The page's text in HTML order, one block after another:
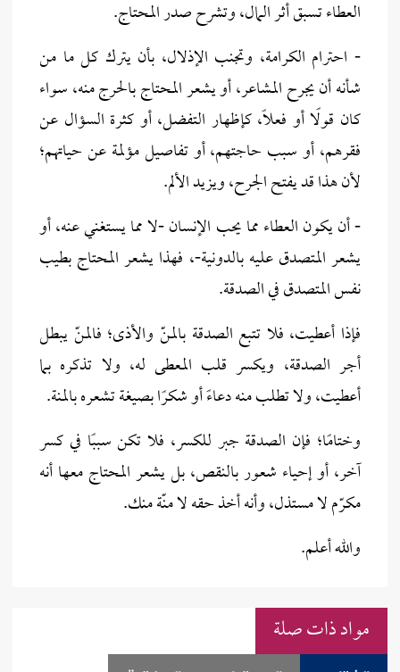
العطاء تسبق أثر المال، وتشرح صدر المحتاج.
- احترام الكرامة، وتجنب الإذلال، بأن يترك كل ما من
شأنه أن يجرح المشاعر، أو يشعر المحتاج بالحرج منه، سواء
كان قولًا أو فعلًا، كإظهار التفضل، أو كثرة السؤال عن
فقرهم، أو سبب حاجتهم، أو تفاصيل مؤلمة عن حياتهم؛
لأن هذا قد يفتح الجرح، ويزيد الألم.
- أن يكون العطاء مما يحب الإنسان -لا مما يستغني عنه، أو
يشعر المتصدق عليه بالدونية-، فهذا يشعر المحتاج بطيب
نفس المتصدق في الصدقة.
فإذا أعطيت، فلا تتبع الصدقة بالمنّ والأذى؛ فالمنّ يبطل
أجر الصدقة، ويكسر قلب المعطى له، ولا تذكره بما
أعطيت، ولا تطلب منه دعاءً أو شكرًا بصيغة تشعره بالمنة.
وختامًا؛ فإن الصدقة جبر للكسر، فلا تكن سببًا في كسر
آخر، أو إحياء شعور بالنقص، بل يشعر المحتاج معها أنه
مكرّم لا مستذل، وأنه أخذ حقه لا منّة منك.
والله أعلم.
مواد ذات صلة